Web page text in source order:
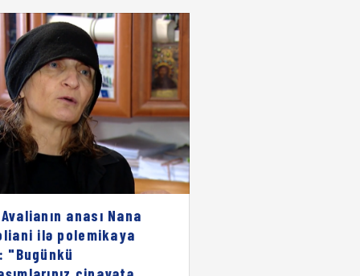
anası Nana
ilə polemikaya
"Bugünkü